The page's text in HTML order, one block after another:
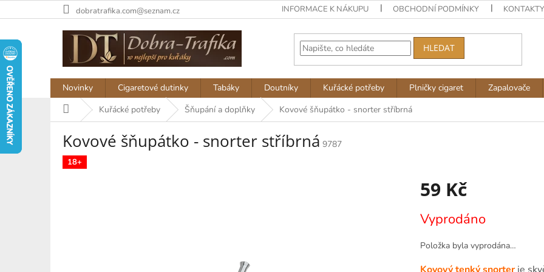
na
dobratrafika.com@seznam.cz INFORMACE K NÁKUPU OBCHODNÍ PODMÍNKY KONTAKTY
HLEDAT
Novinky Cigaretové dutinky Tabáky Doutníky Kuřácké potřeby Plničky cigaret Zapalovače
Domů Kuřácké potřeby Šňupání a doplňky Kovové šňupátko - snorter stříbrná
Kovové šňupátko - snorter stříbrná 9787
18+
59 Kč
cena:
Vyprodáno
Položka byla vyprodána…